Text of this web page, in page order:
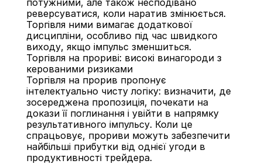
потужними, але також несподівано
реверсуватися, коли наратив змінюється.
Торгівля ними вимагає додаткової
дисципліни, особливо під час швидкого
виходу, якщо імпульс зменшиться.
Торгівля на прориві: високі винагороди з
керованими ризиками
Торгівля на прорив пропонує
інтелектуально чисту логіку: визначити, де
зосереджена пропозиція, почекати на
докази її поглинання і увійти в напрямку
результативного імпульсу. Коли це
спрацьовує, прориви можуть забезпечити
найбільші прибутки від однієї угоди в
продуктивності трейдера.